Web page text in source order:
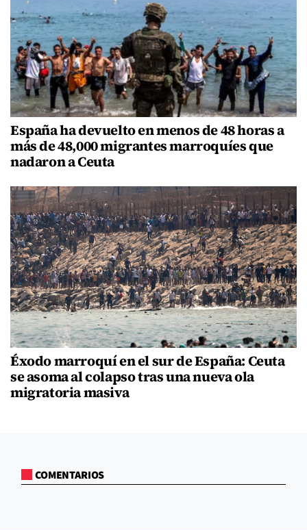
España ha devuelto en menos de 48 horas a
más de 48,000 migrantes marroquíes que
nadaron a Ceuta
Éxodo marroquí en el sur de España: Ceuta
se asoma al colapso tras una nueva ola
migratoria masiva
COMENTARIOS